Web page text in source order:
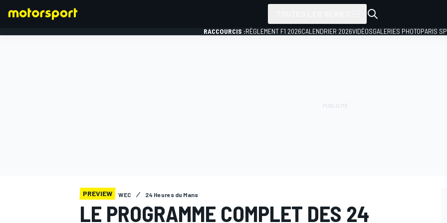
RACCOURCIS :RÈGLEMENT F1 2026CALENDRIER 2026VIDÉOSGALERIES PHOTOPARIS
PREVIEW WEC 24 Heures du Mans
LE PROGRAMME COMPLET DES 24